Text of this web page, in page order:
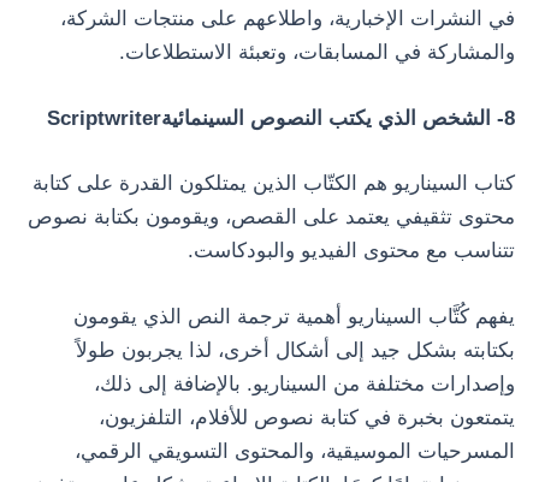
في النشرات الإخبارية، واطلاعهم على منتجات الشركة،
والمشاركة في المسابقات، وتعبئة الاستطلاعات.
8- الشخص الذي يكتب النصوص السينمائيةScriptwriter
كتاب السيناريو هم الكتّاب الذين يمتلكون القدرة على كتابة
محتوى تثقيفي يعتمد على القصص، ويقومون بكتابة نصوص
تتناسب مع محتوى الفيديو والبودكاست.
يفهم كُتَّاب السيناريو أهمية ترجمة النص الذي يقومون
بكتابته بشكل جيد إلى أشكال أخرى، لذا يجربون طولاً
وإصدارات مختلفة من السيناريو. بالإضافة إلى ذلك،
يتمتعون بخبرة في كتابة نصوص للأفلام، التلفزيون،
المسرحيات الموسيقية، والمحتوى التسويقي الرقمي،